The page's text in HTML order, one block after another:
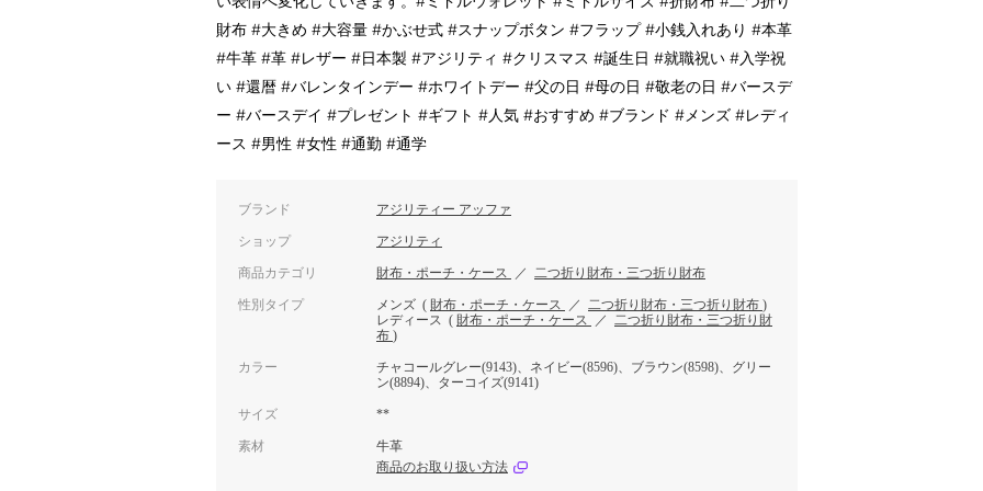
財布 #大きめ #大容量 #かぶせ式 #スナップボタン #フラップ #小銭入れあり #本革
#牛革 #革 #レザー #日本製 #アジリティ #クリスマス #誕生日 #就職祝い #入学祝
い #還暦 #バレンタインデー #ホワイトデー #父の日 #母の日 #敬老の日 #バースデ
ー #バースデイ #プレゼント #ギフト #人気 #おすすめ #ブランド #メンズ #レディ
ース #男性 #女性 #通勤 #通学
ブランド アジリティー アッファ
ショップ アジリティ
商品カテゴリ 財布・ポーチ・ケース ／ 二つ折り財布・三つ折り財布
性別タイプ メンズ ( 財布・ポーチ・ケース ／ 二つ折り財布・三つ折り財布 )
レディース ( 財布・ポーチ・ケース ／ 二つ折り財布・三つ折り財
布 )
カラー
チャコールグレー(9143)、ネイビー(8596)、ブラウン(8598)、グリー
ン(8894)、ターコイズ(9141)
サイズ **
素材
牛革
商品のお取り扱い方法